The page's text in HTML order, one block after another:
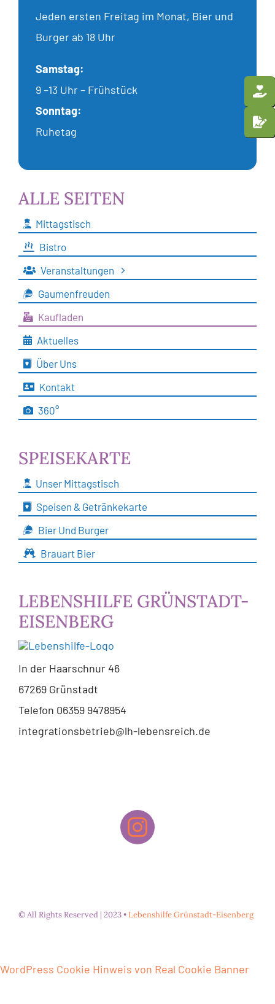
Jeden ersten Freitag im Monat, Bier und
Burger ab 18 Uhr
Samstag:
9 –13 Uhr – Frühstück
Sonntag:
Ruhetag
ALLE SEITEN
Mittagstisch
Bistro
Veranstaltungen
Gaumenfreuden
Kaufladen
Aktuelles
Über Uns
Kontakt
360°
SPEISEKARTE
Unser Mittagstisch
Speisen & Getränkekarte
Bier Und Burger
Brauart Bier
LEBENSHILFE GRÜNSTADT-
EISENBERG
In der Haarschnur 46
67269 Grünstadt
Telefon 06359 9478954
integrationsbetrieb@lh-lebensreich.de
© All Rights Reserved | 2023 •Lebenshilfe Grünstadt-Eisenberg
WordPress Cookie Hinweis von Real Cookie Banner